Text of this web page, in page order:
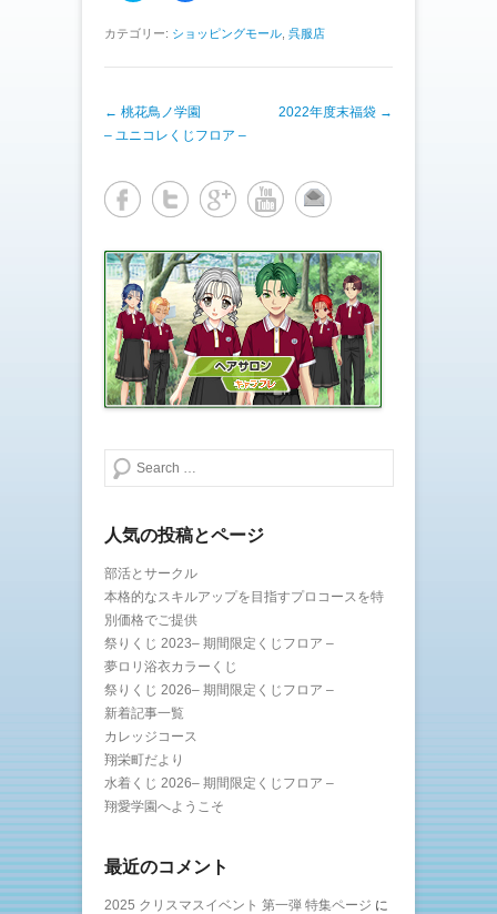
し
w
t
r
新
ウ
ィ
ン
ド
ウ
で
開
き
ま
す
)
b
k
有
す
る
ク
リ
ッ
ク
て
く
だ
さ
い
(
新
し
い
ウ
ィ
ン
ド
開
す
カテゴリー: ショッピングモール 呉服店
投稿ナビゲーション
← 桃花鳥ノ学園
– ユニコレくじフロア –
2022年度末福袋 →
検索する
人気の投稿とページ
部活とサークル
本格的なスキルアップを目指すプロコースを特
別価格でご提供
祭りくじ 2023– 期間限定くじフロア –
夢ロリ浴衣カラーくじ
祭りくじ 2026– 期間限定くじフロア –
新着記事一覧
カレッジコース
翔栄町だより
水着くじ 2026– 期間限定くじフロア –
翔愛学園へようこそ
最近のコメント
2025 クリスマスイベント 第一弾 特集ページ に